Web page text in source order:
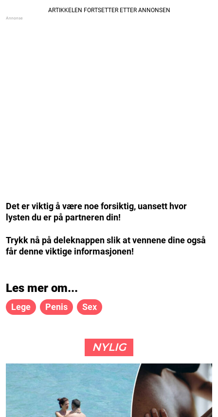
Det er viktig å være noe forsiktig, uansett hvor
lysten du er på partneren din!
Trykk nå på deleknappen slik at vennene dine også
får denne viktige informasjonen!
Les mer om...
Lege Penis Sex
NYLIG